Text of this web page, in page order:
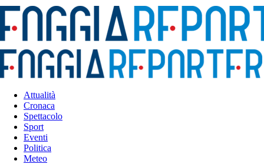
Attualità
Cronaca
Spettacolo
Sport
Eventi
Politica
Meteo